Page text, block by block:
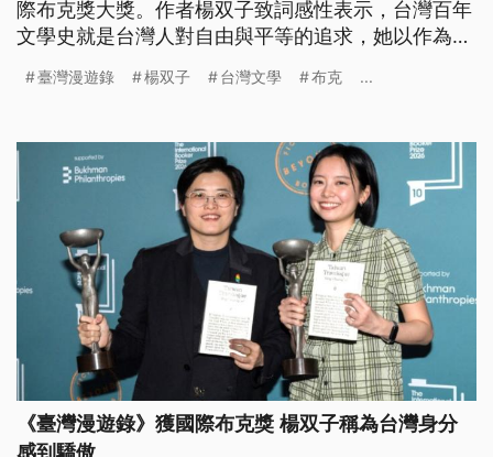
際布克獎大獎。作者楊双子致詞感性表示，台灣百年
文學史就是台灣人對自由與平等的追求，她以作為台
譯來自台灣的中文作品，直到家鄉主權不再被視為一
臺灣漫遊錄 楊双子 台灣文學 布克 ...
《臺灣漫遊錄》獲國際布克獎 楊双子稱為台灣身分
感到驕傲